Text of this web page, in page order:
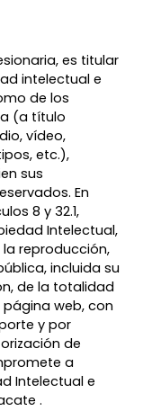
es titular
intelectual e
de los
(a título
vídeo,
etc.),
sus
En
8 y 32.1,
Intelectual,
reproducción,
incluida su
de la totalidad
web, con
y por
de
a
Intelectual e
.